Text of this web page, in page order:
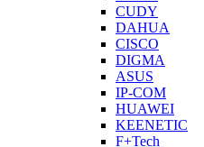
CUDY
DAHUA
CISCO
DIGMA
ASUS
IP-COM
HUAWEI
KEENETIC
F+Tech